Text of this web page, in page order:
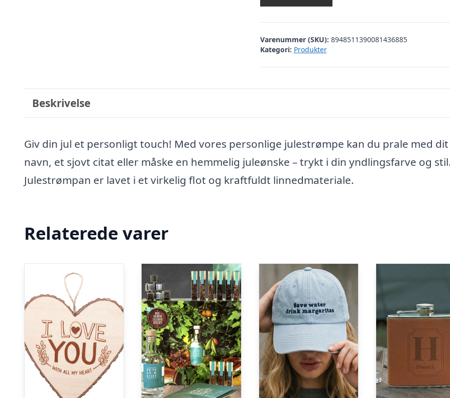
Varenummer (SKU): 8948511390081436885
Kategori: Produkter
Beskrivelse
Giv din jul et personligt touch! Med vores personlige julestrømpe kan du prale med dit
navn, et sjovt citat eller måske en hemmelig juleønske – trykt i din yndlingsfarve og
Julestrømpan er lavet i et virkelig flot og kraftfuldt linnedmateriale.
Relaterede varer